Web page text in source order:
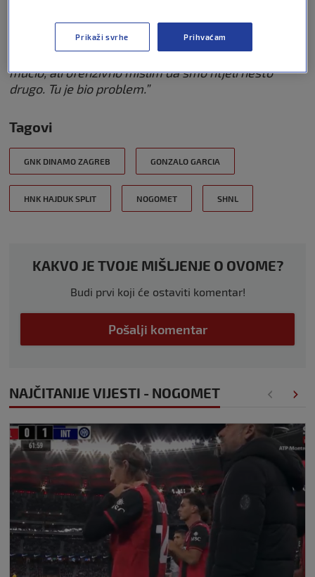
različitih bekova i svaki se mučio. Imamo četiri
utakmice s njima i puno patnje s bekovima. Ostavio
sam ga u svlačionici na poluvremenu jer se i on
mučio, ali ofenzivno mislim da smo htjeli nešto
drugo. Tu je bio problem.”
Tagovi
GNK DINAMO ZAGREB GONZALO GARCIA
HNK HAJDUK SPLIT NOGOMET SHNL
KAKVO JE TVOJE MIŠLJENJE O OVOME?
Budi prvi koji će ostaviti komentar!
Pošalji komentar
NAJČITANIJE VIJESTI - NOGOMET
Prikaži svrhe Prihvaćam